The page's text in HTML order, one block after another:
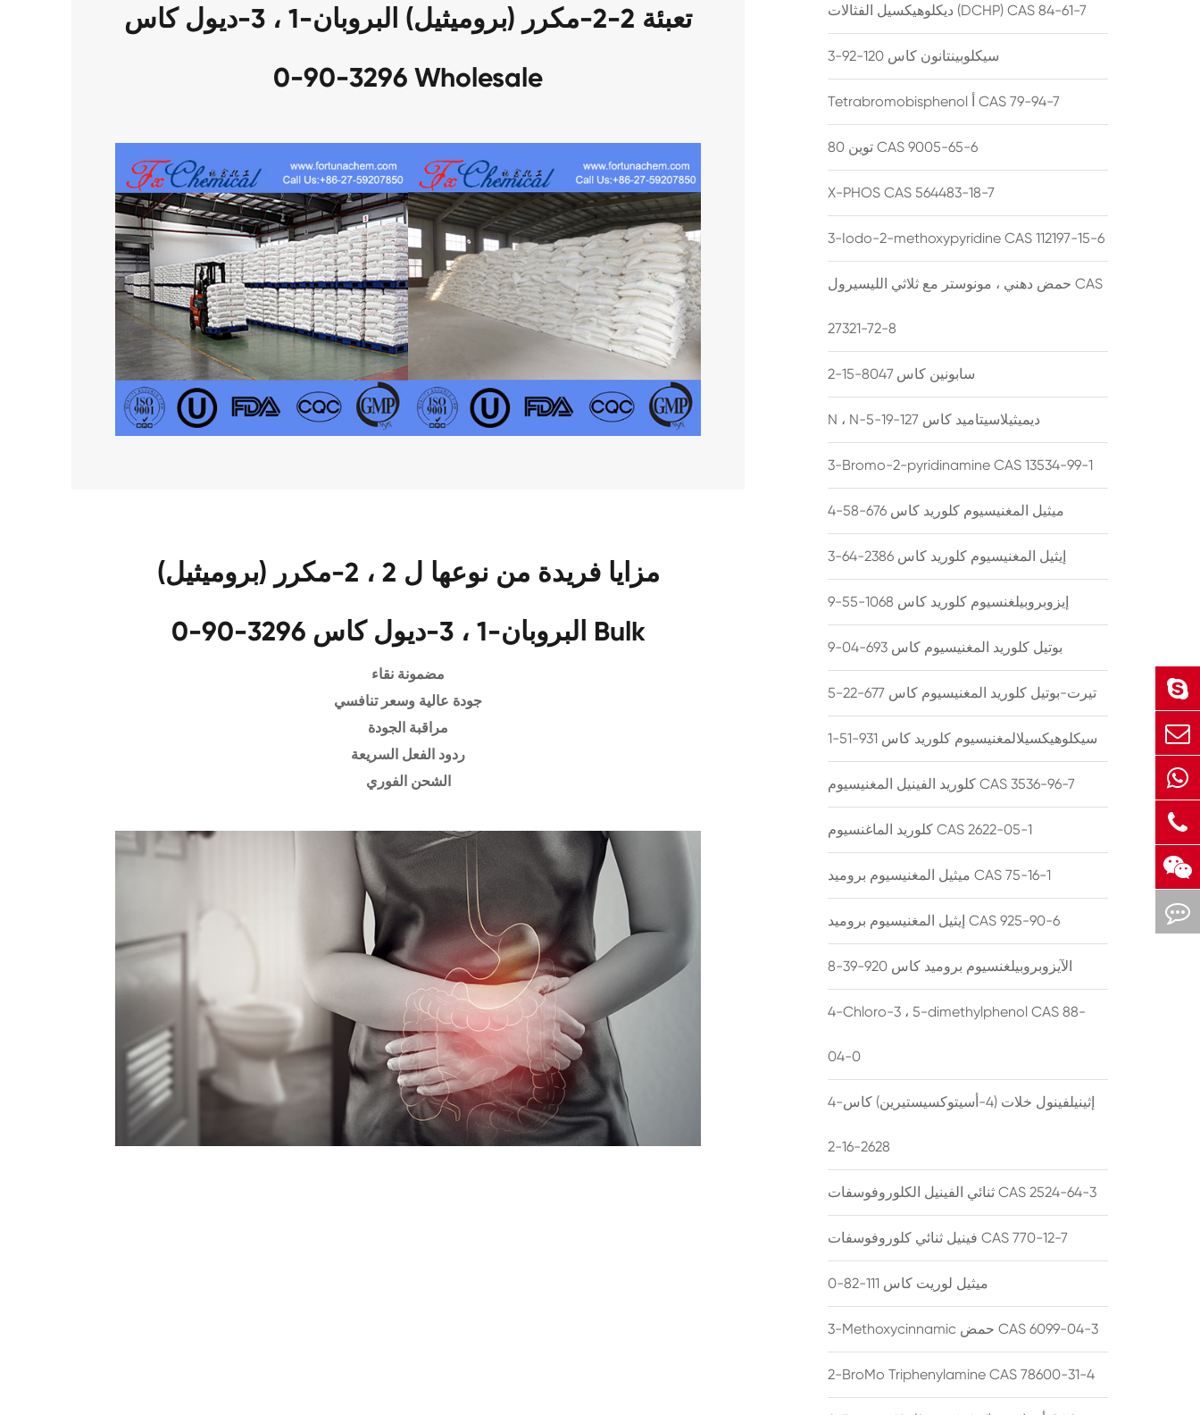
تعبئة 2-2-مكرر (بروميثيل) البروبان-1 ، 3-ديول كاس
3296-90-0 Wholesale
مزايا فريدة من نوعها ل 2 ، 2-مكرر (بروميثيل)
البروبان-1 ، 3-ديول كاس 3296-90-0 Bulk
مضمونة نقاء
جودة عالية وسعر تنافسي
مراقبة الجودة
ردود الفعل السريعة
الشحن الفوري
ديكلوهيكسيل الفثالات (DCHP) CAS 84-61-7
سيكلوبينتانون كاس 120-92-3
Tetrabromobisphenol أ CAS 79-94-7
توين 80 CAS 9005-65-6
X-PHOS CAS 564483-18-7
3-Iodo-2-methoxypyridine CAS 112197-15-6
حمض دهني ، مونوستر مع ثلاثي الليسيرول CAS
27321-72-8
سابونين كاس 8047-15-2
N ، N-ديميثيلاسيتاميد كاس 127-19-5
3-Bromo-2-pyridinamine CAS 13534-99-1
ميثيل المغنيسيوم كلوريد كاس 676-58-4
إيثيل المغنيسيوم كلوريد كاس 2386-64-3
إيزوبروبيلغنسيوم كلوريد كاس 1068-55-9
بوتيل كلوريد المغنيسيوم كاس 693-04-9
تيرت-بوتيل كلوريد المغنيسيوم كاس 677-22-5
سيكلوهيكسيلالمغنيسيوم كلوريد كاس 931-51-1
كلوريد الفينيل المغنيسيوم CAS 3536-96-7
كلوريد الماغنسيوم CAS 2622-05-1
ميثيل المغنيسيوم بروميد CAS 75-16-1
إيثيل المغنيسيوم بروميد CAS 925-90-6
الآيزوبروبيلغنسيوم بروميد كاس 920-39-8
4-Chloro-3 ، 5-dimethylphenol CAS 88-
04-0
4-إثينيلفينول خلات (4-أسيتوكسيستيرين) كاس
2628-16-2
ثنائي الفينيل الكلوروفوسفات CAS 2524-64-3
فينيل ثنائي كلوروفوسفات CAS 770-12-7
ميثيل لوريت كاس 111-82-0
3-Methoxycinnamic حمض CAS 6099-04-3
2-BroMo Triphenylamine CAS 78600-31-4